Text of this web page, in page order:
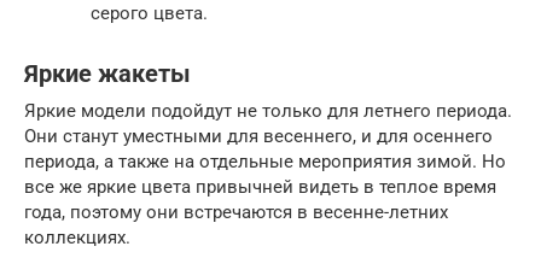
серого цвета.
Яркие жакеты
Яркие модели подойдут не только для летнего периода.
Они станут уместными для весеннего, и для осеннего
периода, а также на отдельные мероприятия зимой. Но
все же яркие цвета привычней видеть в теплое время
года, поэтому они встречаются в весенне-летних
коллекциях.